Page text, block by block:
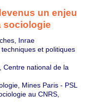
un enjeu
sociologie
Inrae
et politiques
Centre national de la
Mines Paris - PSL
au CNRS,